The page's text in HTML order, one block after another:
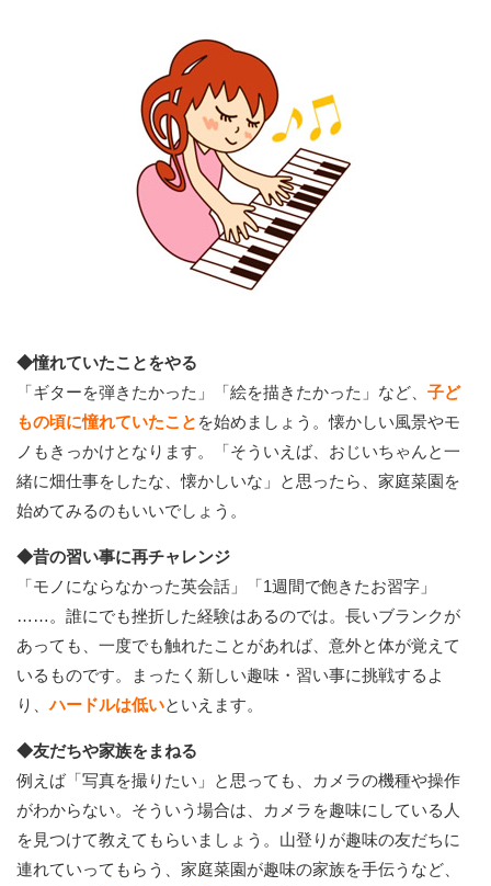
◆憧れていたことをやる
「ギターを弾きたかった」「絵を描きたかった」など、 子ど
もの頃に憧れていたこと を始めましょう。懐かしい風景やモ
ノもきっかけとなります。「そういえば、おじいちゃんと一
緒に畑仕事をしたな、懐かしいな」と思ったら、家庭菜園を
始めてみるのもいいでしょう。
◆昔の習い事に再チャレンジ
「モノにならなかった英会話」「1週間で飽きたお習字」
……。誰にでも挫折した経験はあるのでは。長いブランクが
あっても、一度でも触れたことがあれば、意外と体が覚えて
いるものです。まったく新しい趣味・習い事に挑戦するよ
り、ハードルは低いといえます。
◆友だちや家族をまねる
例えば「写真を撮りたい」と思っても、カメラの機種や操作
がわからない。そういう場合は、カメラを趣味にしている人
を見つけて教えてもらいましょう。山登りが趣味の友だちに
連れていってもらう、家庭菜園が趣味の家族を手伝うなど、